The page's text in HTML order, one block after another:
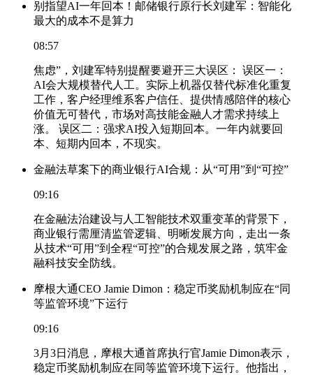
别指望AI一年回本！邮储银行原行长刘建军：智能化
最大的成本不是算力
08:57
焦虑”，刘建军特别提醒要避开三大误区： 误区一：
AI会大规模替代人工。实际上机器仅替代标准化重复
工作，客户经理维系客户信任、提供情感陪伴的核心
价值无可替代，市场对高技能金融人才需求持续上
涨。 误区二：强求AI投入短期回本。一年内就要回
本、短期内回本，不现实。
金融法草案下的商业银行AI合规：从“可用”到“可控”
09:16
在金融法治建设与人工智能技术双重变革的背景下，
商业银行需厘清监管逻辑、明晰发展方向，走出一条
从技术“可用”到全程“可控”的合规发展之路，筑牢金
融科技安全防线。
摩根大通CEO Jamie Dimon：稳定币奖励机制应在“同
等监管环境”下运行
09:16
3月3日消息，摩根大通首席执行官Jamie Dimon表示，
稳定币奖励机制应在同等监管环境下运行。他指出，